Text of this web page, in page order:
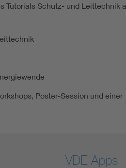
Tutorials Schutz- und Leittechnik
Poster-Session und einer
VDE Apps